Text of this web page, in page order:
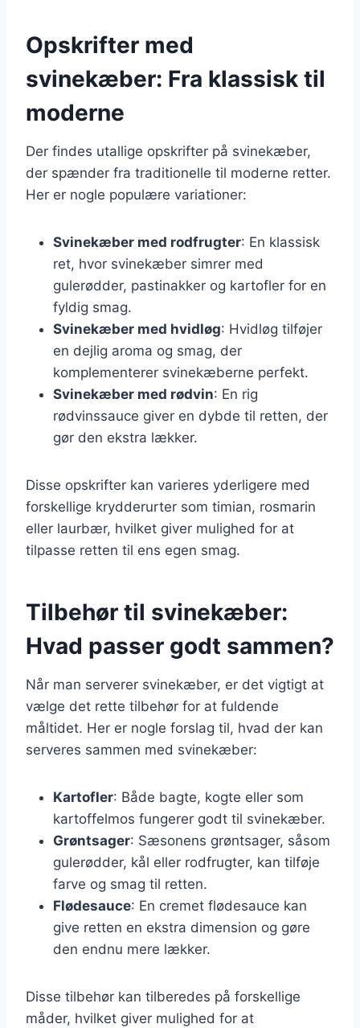
Opskrifter med
svinekæber: Fra klassisk til
moderne
Der findes utallige opskrifter på svinekæber,
der spænder fra traditionelle til moderne retter.
Her er nogle populære variationer:
Svinekæber med rodfrugter: En klassisk
ret, hvor svinekæber simrer med
gulerødder, pastinakker og kartofler for en
fyldig smag.
Svinekæber med hvidløg: Hvidløg tilføjer
en dejlig aroma og smag, der
komplementerer svinekæberne perfekt.
Svinekæber med rødvin: En rig
rødvinssauce giver en dybde til retten, der
gør den ekstra lækker.
Disse opskrifter kan varieres yderligere med
forskellige krydderurter som timian, rosmarin
eller laurbær, hvilket giver mulighed for at
tilpasse retten til ens egen smag.
Tilbehør til svinekæber:
Hvad passer godt sammen?
Når man serverer svinekæber, er det vigtigt at
vælge det rette tilbehør for at fuldende
måltidet. Her er nogle forslag til, hvad der kan
serveres sammen med svinekæber:
Kartofler: Både bagte, kogte eller som
kartoffelmos fungerer godt til svinekæber.
Grøntsager: Sæsonens grøntsager, såsom
gulerødder, kål eller rodfrugter, kan tilføje
farve og smag til retten.
Flødesauce: En cremet flødesauce kan
give retten en ekstra dimension og gøre
den endnu mere lækker.
Disse tilbehør kan tilberedes på forskellige
måder, hvilket giver mulighed for at